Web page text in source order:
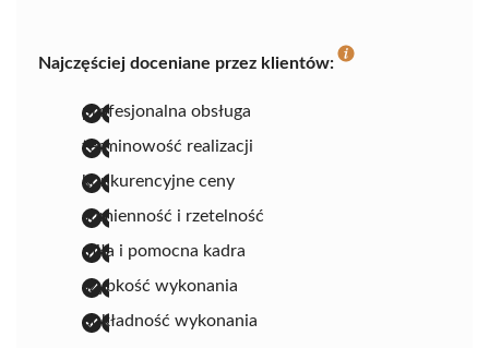
Najczęściej doceniane przez klientów:
profesjonalna obsługa
terminowość realizacji
konkurencyjne ceny
sumienność i rzetelność
miła i pomocna kadra
szybkość wykonania
dokładność wykonania